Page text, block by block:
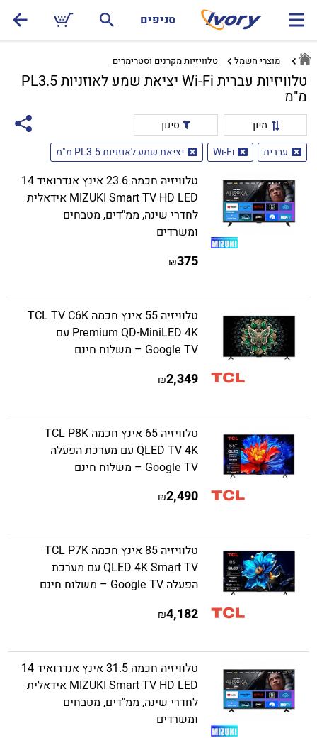
סניפים
מוצרי חשמל טלוויזיות מקרנים וסטרימרים‏
טלוויזיות עברית Wi-Fi יציאת שמע לאוזניות PL3.5
מ"מ
מיון
סינון
עברית
Wi-Fi יציאת שמע לאוזניות PL3.5 מ"מ
טלוויזיה חכמה 23.6 אינץ אנדרואיד 14
MIZUKI Smart TV HD LED אידאלית
לחדרי שינה, ממ"דים, מטבחים
ומשרדים
375
₪
טלוויזיה 55 אינץ חכמה TCL TV C6K
Premium QD-MiniLED 4K עם
Google TV – משלוח חינם
2,349
₪
טלוויזיה 65 אינץ חכמה TCL P8K
QLED TV 4K עם מערכת הפעלה
Google TV – משלוח חינם
2,490
₪
טלוויזיה 85 אינץ חכמה TCL P7K
QLED 4K Smart TV עם מערכת
הפעלה Google TV – משלוח חינם
4,182
₪
טלוויזיה חכמה 31.5 אינץ אנדרואיד 14
MIZUKI Smart TV HD LED אידאלית
לחדרי שינה, ממ"דים, מטבחים
ומשרדים